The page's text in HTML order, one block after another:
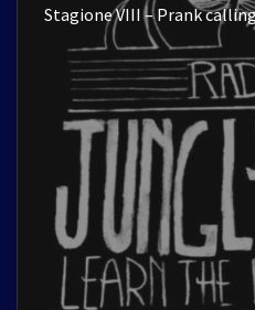
Stagione VIII – Prank